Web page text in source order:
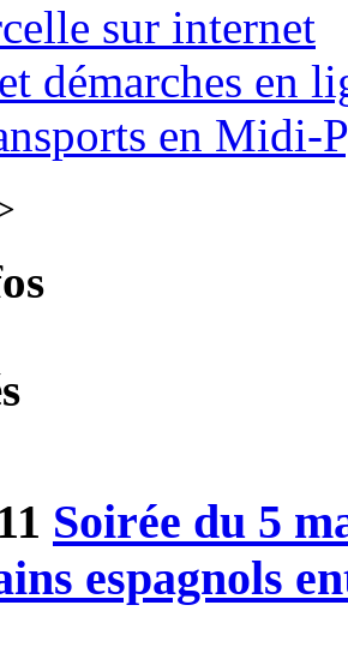
sur internet
démarches en
en Midi-
Soirée du 5
espagnols